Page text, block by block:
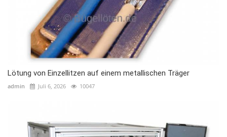
Lötung von Einzellitzen auf einem metallischen Träger
admin Juli 6, 2026 10047